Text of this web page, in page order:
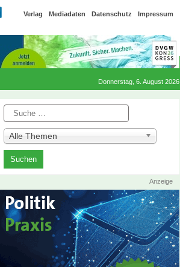
Verlag Mediadaten Datenschutz Impressum
Donnerstag, 6. August 2026
Suche
Alle Themen
Anzeige